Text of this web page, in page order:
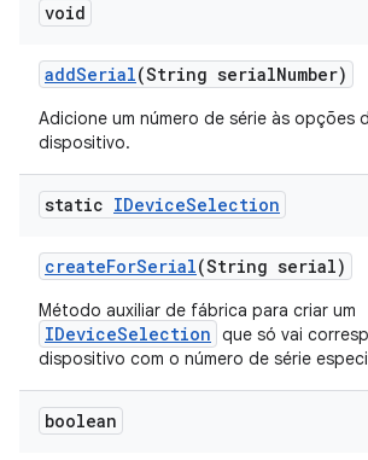
void
addSerial(String serialNumber)
Adicione um número de série às opções
dispositivo.
static IDeviceSelection
createForSerial(String serial)
Método auxiliar de fábrica para criar um
IDeviceSelection que só vai
dispositivo com o número de série
boolean